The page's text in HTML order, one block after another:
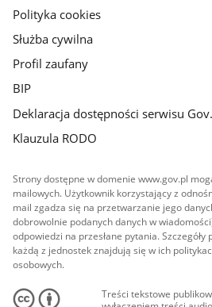
Polityka cookies
Służba cywilna
Profil zaufany
BIP
Deklaracja dostępności serwisu
Klauzula RODO
Strony dostępne w domenie www.gov.pl
mailowych. Użytkownik korzystający z
mail zgadza się na przetwarzanie jego
dobrowolnie podanych danych w
odpowiedzi na przesłane pytania.
każdą z jednostek znajdują się w ich
osobowych.
Treści tekstowe